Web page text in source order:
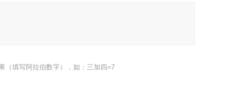
（填写阿拉伯数字），如：三加四=7